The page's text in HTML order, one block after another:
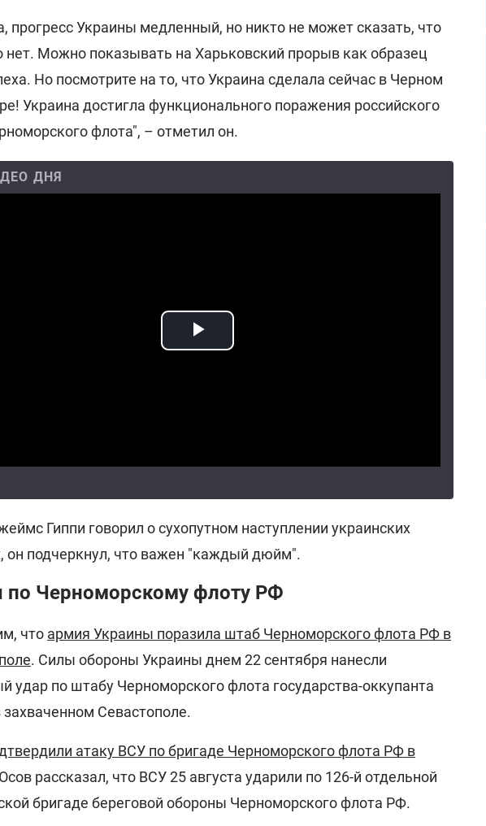
прогресс Украины медленный, но никто не может сказать, что
нет. Можно показывать на Харьковский прорыв как образец
Но посмотрите на то, что Украина сделала сейчас в Черном
Украина достигла функционального поражения российского
флота", – отметил он.
ДНЯ
Гиппи говорил о сухопутном наступлении украинских
он подчеркнул, что важен "каждый дюйм".
по Черноморскому флоту РФ
что армия Украины поразила штаб Черноморского флота РФ в
. Силы обороны Украины днем 22 сентября нанесли
удар по штабу Черноморского флота государства-оккупанта
захваченном Севастополе.
атаку ВСУ по бригаде Черноморского флота РФ в
рассказал, что ВСУ 25 августа ударили по 126-й отдельной
бригаде береговой обороны Черноморского флота РФ.